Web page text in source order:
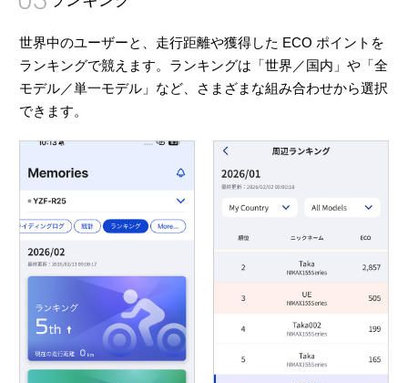
世界中のユーザーと、走行距離や獲得した ECO ポイントを
ランキングで競えます。ランキングは「世界／国内」や「全
モデル／単一モデル」など、さまざまな組み合わせから選択
できます。